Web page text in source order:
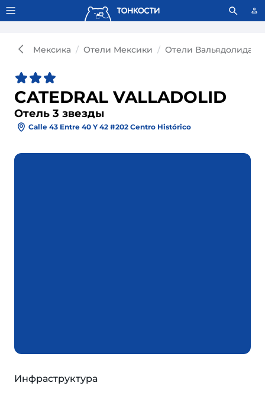
Тонкости используют сookie-файлы. Что это значит?
Мексика Отели Мексики Отели Вальядолида,
CATEDRAL VALLADOLID
Отель 3 звезды
Calle 43 Entre 40 Y 42 #202 Centro Histórico
Инфраструктура